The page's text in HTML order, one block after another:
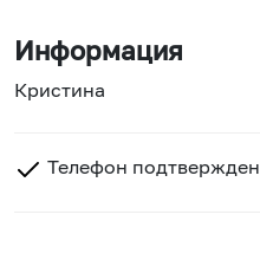
Информация
Кристина
Телефон подтвержден